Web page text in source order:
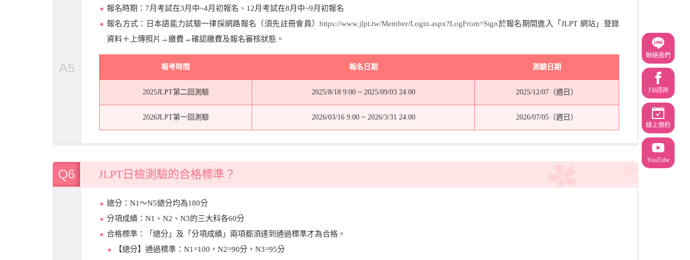
A5
報名時期：7月考試在3月中~4月初報名、12月考試在8月中~9月初報名
報名方式：日本語能力試驗一律採網路報名（須先註冊會員）https://www.jlpt.tw/Member/Login.aspx?LogFrom=Sign於報名期間進入「JLPT 網站」登錄
資料＋上傳照片→繳費→確認繳費及報名審核狀態。
報考時間 報名日期 測驗日期
2025JLPT第二回測驗 2025/8/18 9:00 ~ 2025/09/03 24:00 2025/12/07（週日）
2026JLPT第一回測驗 2026/03/16 9:00 ~ 2026/3/31 24:00 2026/07/05（週日）
Q6 JLPT日檢測驗的合格標準？
總分：N1～N5總分均為180分
分項成績：N1、N2、N3的三大科各60分
合格標準：「總分」及「分項成績」兩項都須達到通過標準才為合格。
【總分】通過標準：N1=100，N2=90分，N3=95分
聯絡我們
FB諮詢
線上預約
YouTube